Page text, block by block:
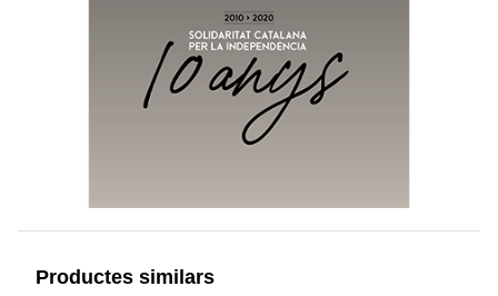
Productes similars